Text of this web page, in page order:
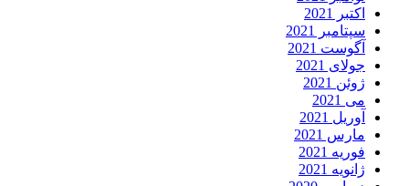
اکتبر 2021
سپتامبر 2021
آگوست 2021
جولای 2021
ژوئن 2021
می 2021
آوریل 2021
مارس 2021
فوریه 2021
ژانویه 2021